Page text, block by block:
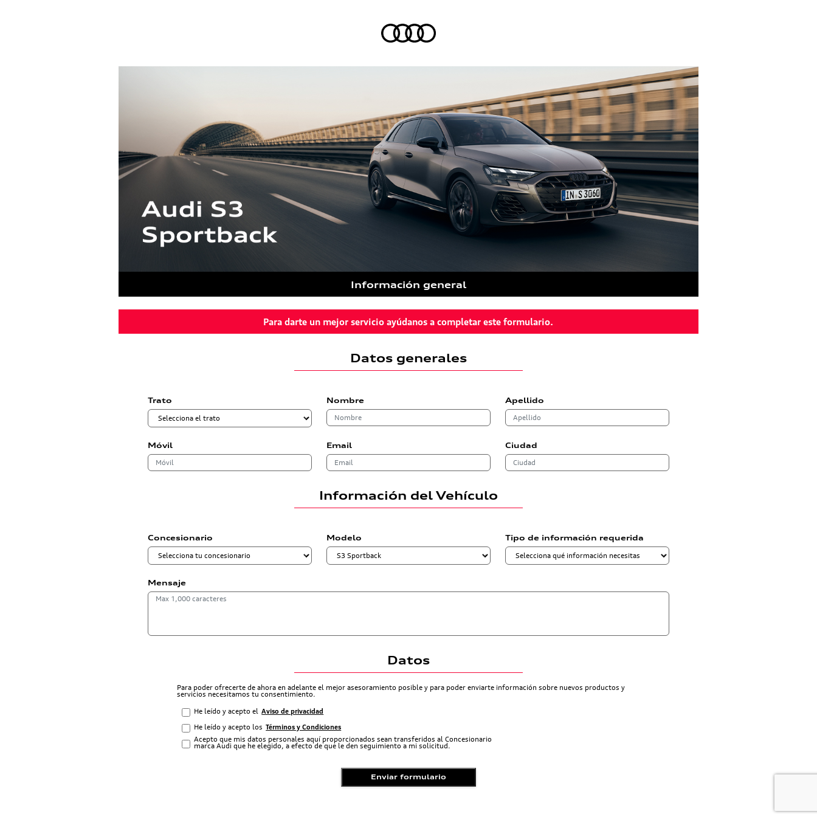
Información general
Para darte un mejor servicio ayúdanos a completar este formulario.
Datos generales
Trato Nombre Apellido
Móvil Email Ciudad
Información del Vehículo
Concesionario Modelo Tipo de información requerida
Mensaje
Datos
Para poder ofrecerte de ahora en adelante el mejor asesoramiento posible y para poder enviarte información sobre nuevos productos y
servicios necesitamos tu consentimiento.
He leído y acepto el Aviso de privacidad
He leído y acepto los Términos y Condiciones
Acepto que mis datos personales aquí proporcionados sean transferidos al Concesionario
marca Audi que he elegido, a efecto de que le den seguimiento a mi solicitud.
Enviar formulario